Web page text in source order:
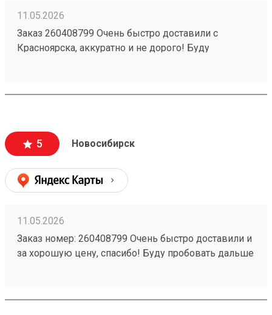
11.05.2026
Заказ 260408799 Очень быстро доставили с
Красноярска, аккуратно и не дорого! Буду
5 Новосибирск
11.05.2026
Заказ номер: 260408799 Очень быстро доставили и
за хорошую цену, спасибо! Буду пробовать дальше